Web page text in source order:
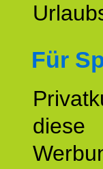
Für